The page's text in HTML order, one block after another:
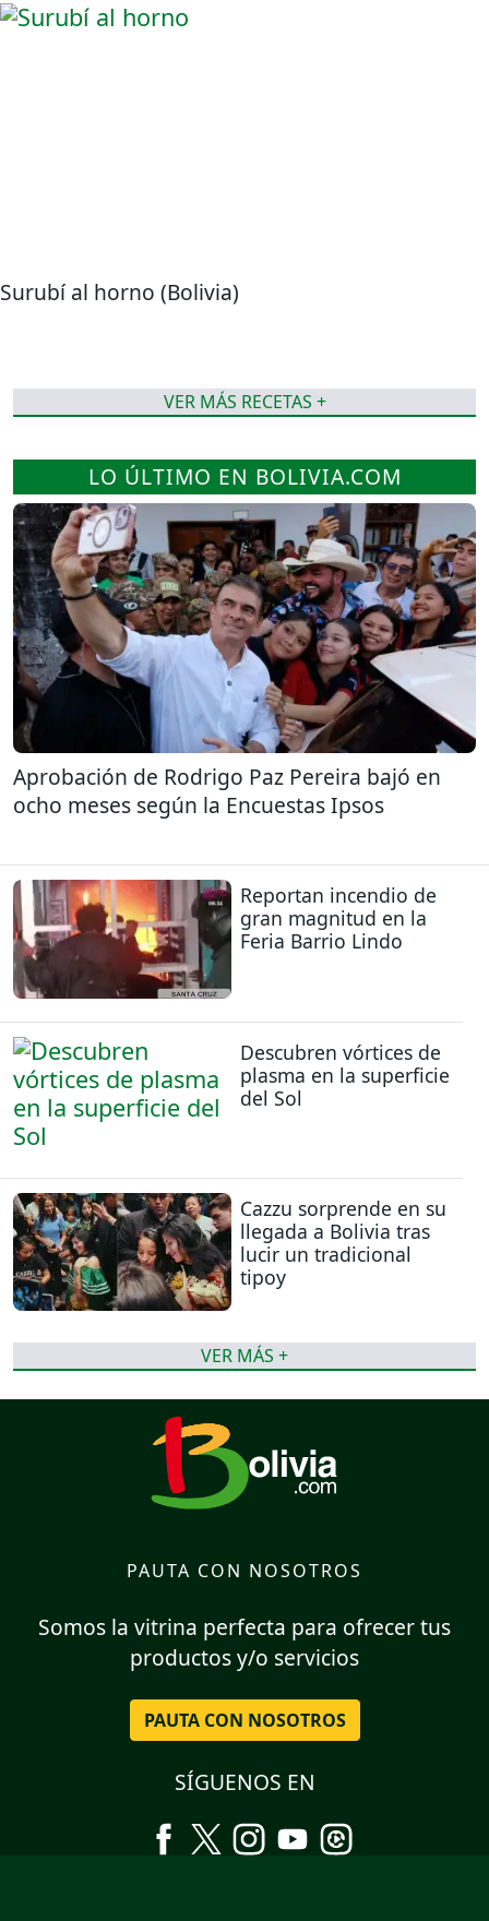
Surubí al horno (Bolivia)
VER MÁS RECETAS +
LO ÚLTIMO EN BOLIVIA.COM
Aprobación de Rodrigo Paz Pereira bajó en
ocho meses según la Encuestas Ipsos
Reportan incendio de
gran magnitud en la
Feria Barrio Lindo
Descubren vórtices de
plasma en la superficie
del Sol
Cazzu sorprende en su
llegada a Bolivia tras
lucir un tradicional
tipoy
VER MÁS +
PAUTA CON NOSOTROS
Somos la vitrina perfecta para ofrecer tus
productos y/o servicios
PAUTA CON NOSOTROS
SÍGUENOS EN